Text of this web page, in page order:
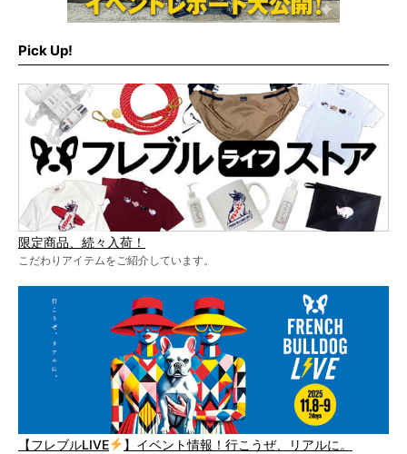
Pick Up!
限定商品、続々入荷！
こだわりアイテムをご紹介しています。
【フレブルLIVE 】イベント情報！行こうぜ、リアルに。